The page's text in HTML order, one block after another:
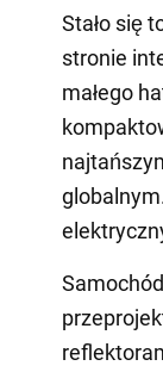
Stało się
stronie
małego